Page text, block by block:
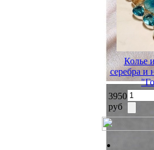
Колье
серебра и
3950
руб